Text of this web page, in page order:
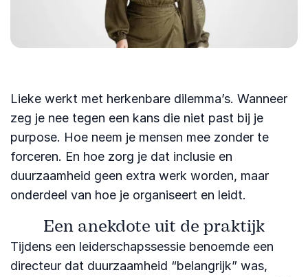
Lieke werkt met herkenbare dilemma’s. Wanneer
zeg je nee tegen een kans die niet past bij je
purpose. Hoe neem je mensen mee zonder te
forceren. En hoe zorg je dat inclusie en
duurzaamheid geen extra werk worden, maar
onderdeel van hoe je organiseert en leidt.
Een anekdote uit de praktijk
Tijdens een leiderschapssessie benoemde een
directeur dat duurzaamheid “belangrijk” was,